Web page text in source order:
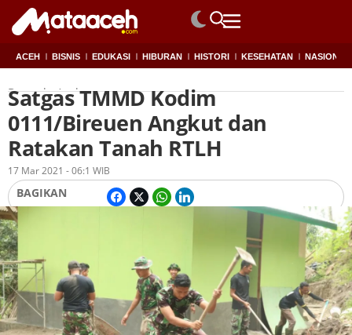
ACEH BISNIS EDUKASI HIBURAN HISTORI KESEHATAN NASIONAL
Beranda Aceh
Satgas TMMD Kodim
0111/Bireuen Angkut dan
Ratakan Tanah RTLH
OlehRedaksi
17 Mar 2021 - 06:1 WIB
BAGIKAN